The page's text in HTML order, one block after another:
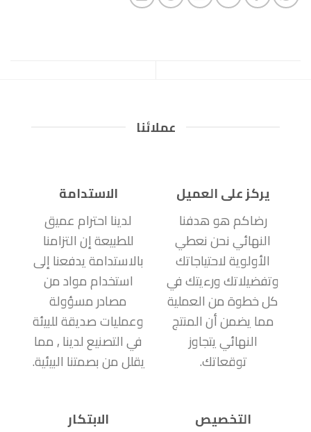
عملائنا
يركز على العميل
رضاكم هو هدفنا
النهائي نحن نعطي
الأولوية لاحتياجاتك
وتفضيلاتك ورءيتك في
كل خطوة من العملية
مما يضمن أن المنتج
النهائي يتجاوز
توقعاتك.
الاستدامة
لدينا احترام عميق
للطبيعة إن التزامنا
بالاستدامة يدفعنا إلى
استخدام مواد من
مصادر مسؤولة
وعمليات صديقة للبيئة
في التصنيع لدينا , مما
يقلل من بصمتنا البيئية.
التخصيص
الابتكار